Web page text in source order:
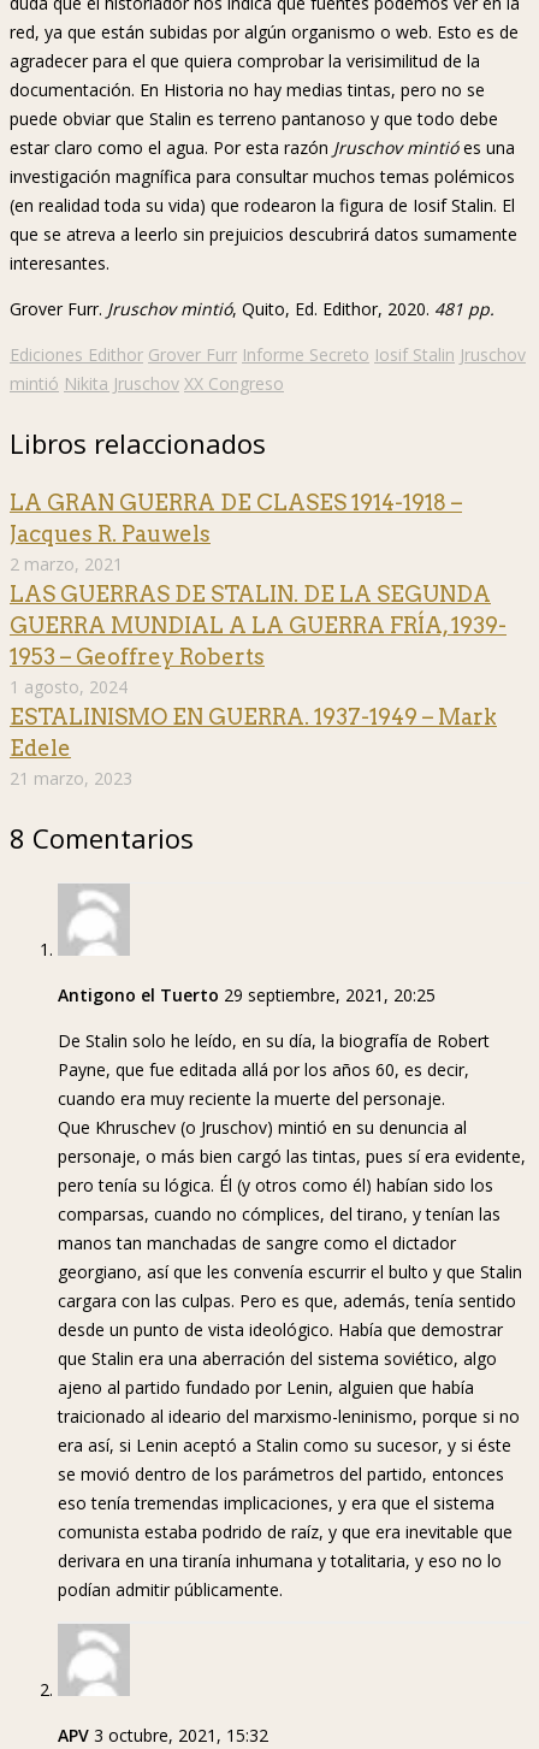
red, ya que están subidas por algún organismo o web. Esto es de
agradecer para el que quiera comprobar la verisimilitud de la
documentación. En Historia no hay medias tintas, pero no se
puede obviar que Stalin es terreno pantanoso y que todo debe
estar claro como el agua. Por esta razón Jruschov mintióes una
investigación magnífica para consultar muchos temas polémicos
(en realidad toda su vida) que rodearon la figura de Iosif Stalin. El
que se atreva a leerlo sin prejuicios descubrirá datos sumamente
interesantes.
Grover Furr. Jruschov mintió, Quito, Ed. Edithor, 2020. 481 pp.
Ediciones Edithor Grover Furr Informe Secreto Iosif Stalin Jruschov
mintió Nikita Jruschov XX Congreso
Libros relaccionados
LA GRAN GUERRA DE CLASES 1914-1918 –
Jacques R. Pauwels
2 marzo, 2021
LAS GUERRAS DE STALIN. DE LA SEGUNDA
GUERRA MUNDIAL A LA GUERRA FRÍA, 1939-
1953 – Geoffrey Roberts
1 agosto, 2024
ESTALINISMO EN GUERRA. 1937-1949 – Mark
Edele
21 marzo, 2023
8 Comentarios
Antigono el Tuerto 29 septiembre, 2021, 20:25
De Stalin solo he leído, en su día, la biografía de Robert
Payne, que fue editada allá por los años 60, es decir,
cuando era muy reciente la muerte del personaje.
Que Khruschev (o Jruschov) mintió en su denuncia al
personaje, o más bien cargó las tintas, pues sí era evidente,
pero tenía su lógica. Él (y otros como él) habían sido los
comparsas, cuando no cómplices, del tirano, y tenían las
manos tan manchadas de sangre como el dictador
georgiano, así que les convenía escurrir el bulto y que Stalin
cargara con las culpas. Pero es que, además, tenía sentido
desde un punto de vista ideológico. Había que demostrar
que Stalin era una aberración del sistema soviético, algo
ajeno al partido fundado por Lenin, alguien que había
traicionado al ideario del marxismo-leninismo, porque si no
era así, si Lenin aceptó a Stalin como su sucesor, y si éste
se movió dentro de los parámetros del partido, entonces
eso tenía tremendas implicaciones, y era que el sistema
comunista estaba podrido de raíz, y que era inevitable que
derivara en una tiranía inhumana y totalitaria, y eso no lo
podían admitir públicamente.
APV 3 octubre, 2021, 15:32